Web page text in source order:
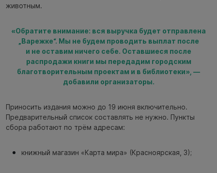
животным.
«Обратите внимание: вся выручка будет отправлена
„Варежке“. Мы не будем проводить выплат после
и не оставим ничего себе. Оставшиеся после
распродажи книги мы передадим городским
благотворительным проектам и в библиотеки», —
добавили организаторы.
Приносить издания можно до 19 июня включительно.
Предварительный список составлять не нужно. Пункты
сбора работают по трём адресам:
книжный магазин «Карта мира» (Красноярская, 3);